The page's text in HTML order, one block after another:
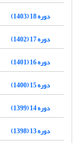
دوره 18 (1403)
دوره 17 (1402)
دوره 16 (1401)
دوره 15 (1400)
دوره 14 (1399)
دوره 13 (1398)